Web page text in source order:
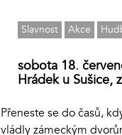
Slavnost Akce
sobota 18.
Hrádek u Sušice,
Přeneste se do časů,
vládly zámeckým